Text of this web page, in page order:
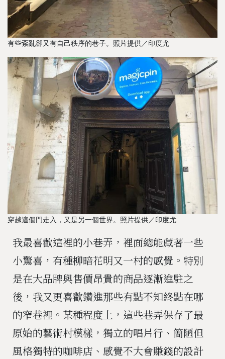
有些紊亂卻又有自己秩序的巷子。照片提供／印度尤
穿越這個門走入，又是另一個世界。照片提供／印度尤
我最喜歡這裡的小巷弄，裡面總能藏著一些
小驚喜，有種柳暗花明又一村的感覺。特別
是在大品牌與售價昂貴的商品逐漸進駐之
後，我又更喜歡鑽進那些有點不知終點在哪
的窄巷裡。某種程度上，這些巷弄保存了最
原始的藝術村模樣，獨立的唱片行、簡陋但
風格獨特的咖啡店、感覺不大會賺錢的設計